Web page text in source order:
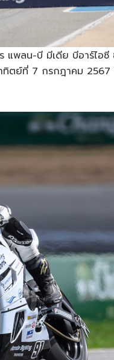
แพลน-บี มีเดีย บีอาร์ไอซี
ทิตย์ที่ 7 กรกฎาคม